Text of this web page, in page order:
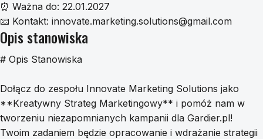
⏰ Ważna do: 22.01.2027
📧 Kontakt: innovate.marketing.solutions@gmail.com
Opis stanowiska
# Opis Stanowiska
Dołącz do zespołu Innovate Marketing Solutions jako
**Kreatywny Strateg Marketingowy** i pomóż nam w
tworzeniu niezapomnianych kampanii dla Gardier.pl!
Twoim zadaniem będzie opracowanie i wdrażanie strategii